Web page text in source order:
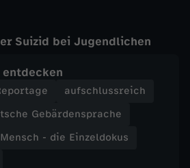
Suizid bei Jugendlichen
aufschlussreich
Gebärdensprache
- die Einzeldokus